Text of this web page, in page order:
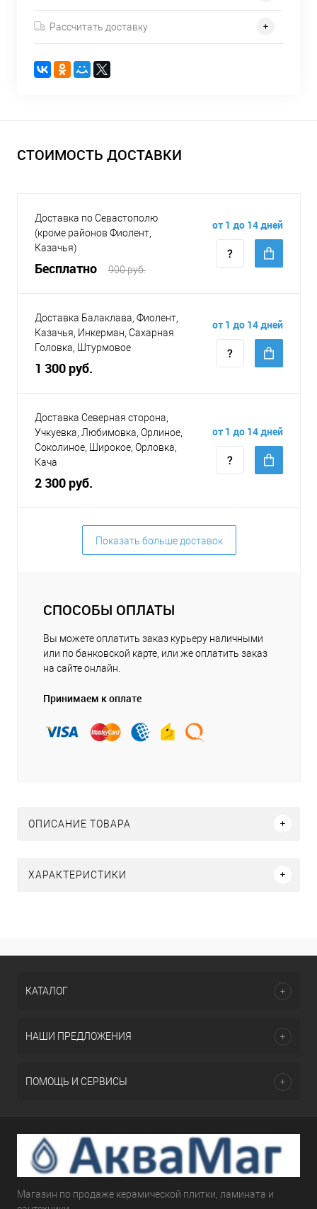
Рассчитать доставку
СТОИМОСТЬ ДОСТАВКИ
Доставка по Севастополю
(кроме районов Фиолент,
Казачья)
Бесплатно 900 руб.
от 1 до 14 дней
Доставка Балаклава, Фиолент,
Казачья, Инкерман, Сахарная
Головка, Штурмовое
1 300 руб.
от 1 до 14 дней
Доставка Северная сторона,
Учкуевка, Любимовка, Орлиное,
Соколиное, Широкое, Орловка,
Кача
2 300 руб.
от 1 до 14 дней
Показать больше доставок
СПОСОБЫ ОПЛАТЫ
Вы можете оплатить заказ курьеру наличными
или по банковской карте, или же оплатить заказ
на сайте онлайн.
Принимаем к оплате
ОПИСАНИЕ ТОВАРА
ХАРАКТЕРИСТИКИ
КАТАЛОГ
НАШИ ПРЕДЛОЖЕНИЯ
ПОМОЩЬ И СЕРВИСЫ
Магазин по продаже керамической плитки, ламината и